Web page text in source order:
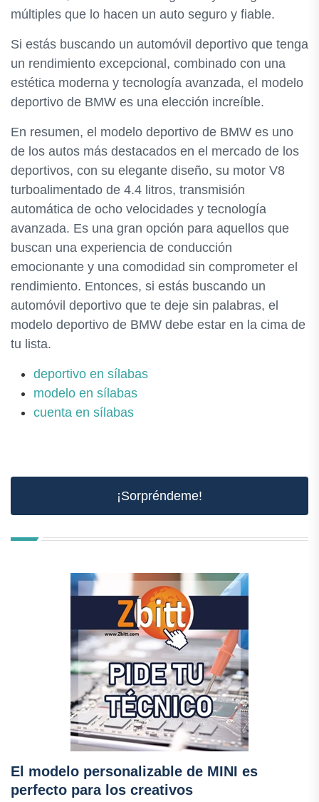
múltiples que lo hacen un auto seguro y fiable.
Si estás buscando un automóvil deportivo que tenga
un rendimiento excepcional, combinado con una
estética moderna y tecnología avanzada, el modelo
deportivo de BMW es una elección increíble.
En resumen, el modelo deportivo de BMW es uno
de los autos más destacados en el mercado de los
deportivos, con su elegante diseño, su motor V8
turboalimentado de 4.4 litros, transmisión
automática de ocho velocidades y tecnología
avanzada. Es una gran opción para aquellos que
buscan una experiencia de conducción
emocionante y una comodidad sin comprometer el
rendimiento. Entonces, si estás buscando un
automóvil deportivo que te deje sin palabras, el
modelo deportivo de BMW debe estar en la cima de
tu lista.
deportivo en sílabas
modelo en sílabas
cuenta en sílabas
¡Sorpréndeme!
El modelo personalizable de MINI es
perfecto para los creativos